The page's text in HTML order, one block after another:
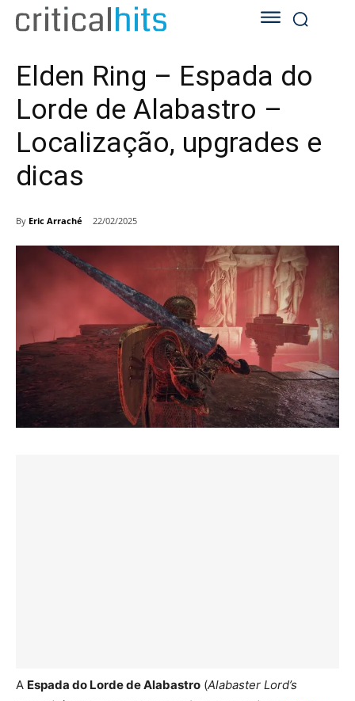
Elden Ring – Espada do
Lorde de Alabastro –
Localização, upgrades e
dicas
By Eric Arraché 22/02/2025
A Espada do Lorde de Alabastro (Alabaster Lord’s